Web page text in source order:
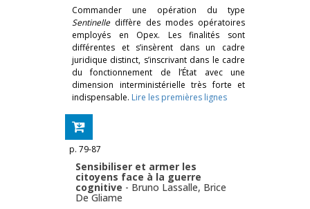
Commander une opération du type
Sentinellediffère des modes opératoires
employés en Opex. Les finalités sont
différentes et s’insèrent dans un cadre
juridique distinct, s’inscrivant dans le cadre
du fonctionnement de l’État avec une
dimension interministérielle très forte et
indispensable. Lire les premières lignes
p. 79-87
Sensibiliser et armer les
citoyens face à la guerre
cognitive - Bruno Lassalle, Brice
De Gliame